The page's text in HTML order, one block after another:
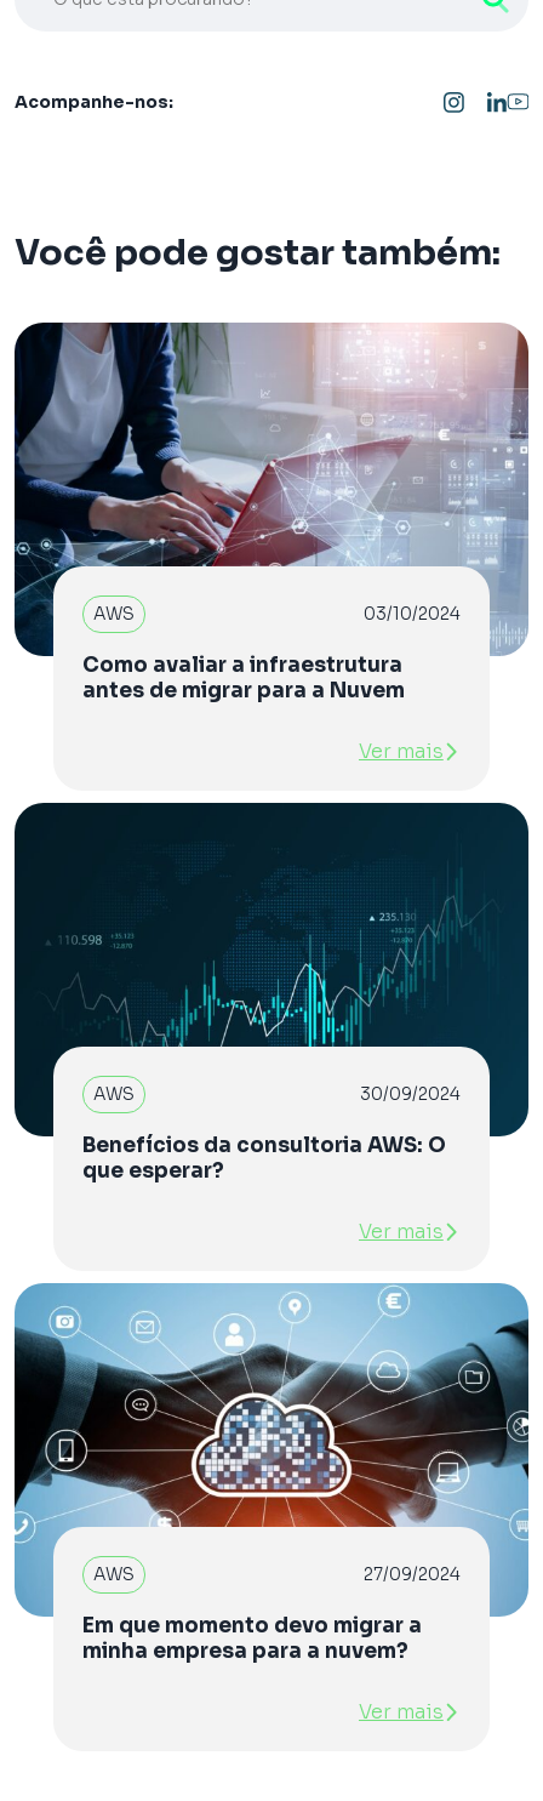
Acompanhe-nos:
Você pode gostar também:
AWS 03/10/2024
Como avaliar a infraestrutura
antes de migrar para a Nuvem
Ver mais
AWS 30/09/2024
Benefícios da consultoria AWS: O
que esperar?
Ver mais
AWS 27/09/2024
Em que momento devo migrar a
minha empresa para a nuvem?
Ver mais